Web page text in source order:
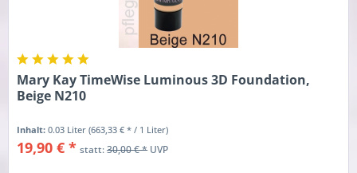
Mary Kay TimeWise Luminous 3D Foundation,
Beige N210
Inhalt:0.03 Liter(663,33 € * / 1 Liter)
19,90 € * statt:30,00 € *UVP